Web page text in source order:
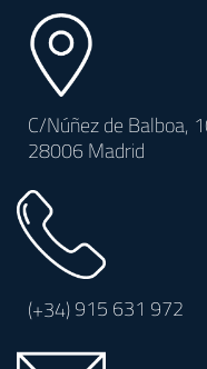
C/Núñez de Balboa,
28006 Madrid
(+34)915 631 972